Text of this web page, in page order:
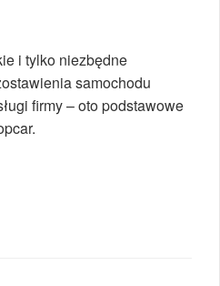
i tylko niezbędne
samochodu
firmy – oto podstawowe